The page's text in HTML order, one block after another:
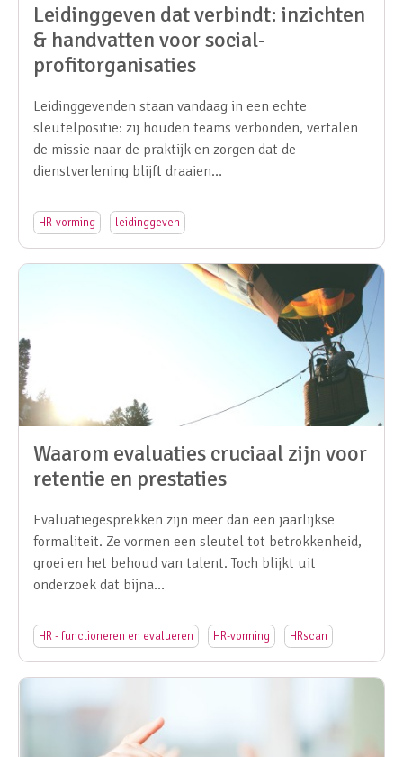
Leidinggeven dat verbindt: inzichten
& handvatten voor social-
profitorganisaties
Leidinggevenden staan vandaag in een echte
sleutelpositie: zij houden teams verbonden, vertalen
de missie naar de praktijk en zorgen dat de
dienstverlening blijft draaien…
HR-vorming leidinggeven
Waarom evaluaties cruciaal zijn voor
retentie en prestaties
Evaluatiegesprekken zijn meer dan een jaarlijkse
formaliteit. Ze vormen een sleutel tot betrokkenheid,
groei en het behoud van talent. Toch blijkt uit
onderzoek dat bijna…
HR - functioneren en evalueren HR-vorming HRscan